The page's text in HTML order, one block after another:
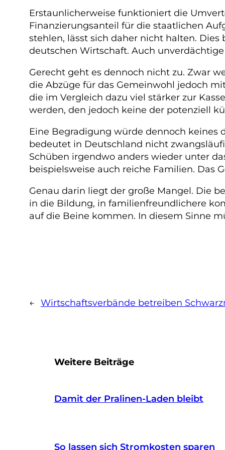
Erstaunlicherweise funktioniert die
Finanzierungsanteil für die staatlichen
stehlen, lässt sich daher nicht halten.
deutschen Wirtschaft. Auch
Gerecht geht es dennoch nicht zu. Zwar
die Abzüge für das Gemeinwohl jedoch
die im Vergleich dazu viel stärker zur
werden, den jedoch keine der potenziell
Eine Begradigung würde dennoch keines
bedeutet in Deutschland nicht
Schüben irgendwo anders wieder unter
beispielsweise auch reiche Familien. Das
Genau darin liegt der große Mangel. Die
in die Bildung, in familienfreundlichere
auf die Beine kommen. In diesem Sinne
← Wirtschaftsverbände betreiben
Weitere Beiträge
Damit der Pralinen-Laden bleibt
So lassen sich Stromkosten sparen